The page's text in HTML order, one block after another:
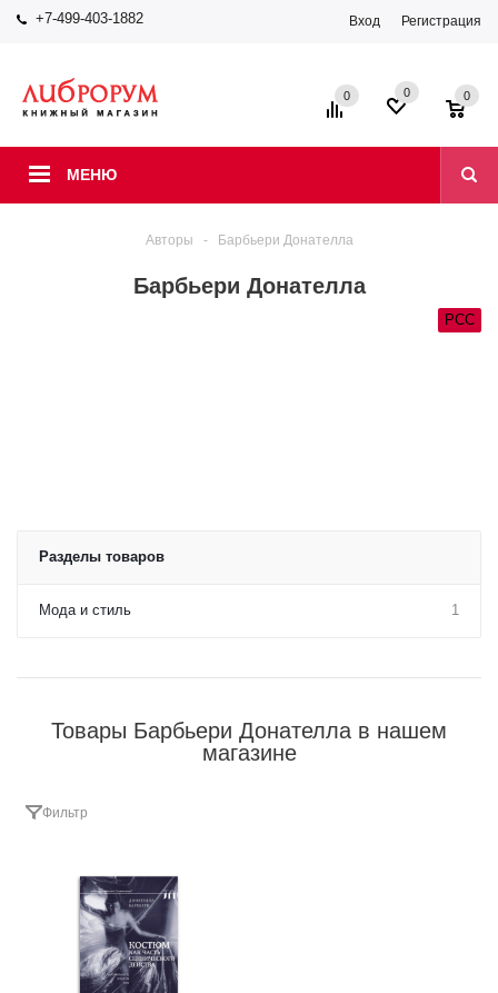
+7-499-403-1882 Вход Регистрация
МЕНЮ
0 0 0
Авторы - Барбьери Донателла
Барбьери Донателла
РСС
Разделы товаров
Мода и стиль 1
Товары Барбьери Донателла в нашем
магазине
Фильтр